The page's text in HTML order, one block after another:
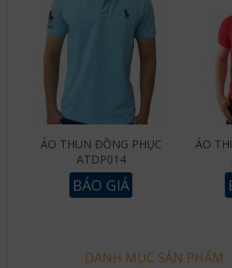
ÁO THUN ĐỒNG PHỤC
ATDP014
BÁO GIÁ
ÁO
DANH MỤC SẢN PHẨM